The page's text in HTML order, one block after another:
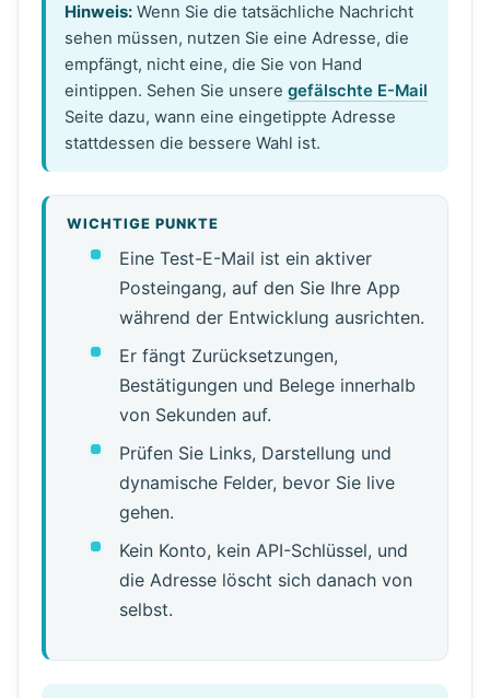
Hinweis: Wenn Sie die tatsächliche Nachricht
sehen müssen, nutzen Sie eine Adresse, die
empfängt, nicht eine, die Sie von Hand
eintippen. Sehen Sie unseregefälschte E-Mail
Seite dazu, wann eine eingetippte Adresse
stattdessen die bessere Wahl ist.
WICHTIGE PUNKTE
Eine Test-E-Mail ist ein aktiver
Posteingang, auf den Sie Ihre App
während der Entwicklung ausrichten.
Er fängt Zurücksetzungen,
Bestätigungen und Belege innerhalb
von Sekunden auf.
Prüfen Sie Links, Darstellung und
dynamische Felder, bevor Sie live
gehen.
Kein Konto, kein API-Schlüssel, und
die Adresse löscht sich danach von
selbst.